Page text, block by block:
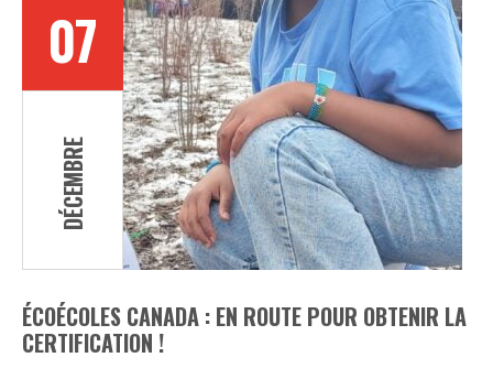
07
DÉCEMBRE
ÉCOÉCOLES CANADA : EN ROUTE POUR OBTENIR LA
CERTIFICATION !